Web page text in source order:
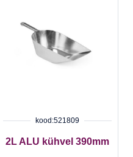
kood:521809
2L ALU kühvel 390mm